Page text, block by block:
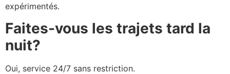
expérimentés.
Faites-vous les trajets tard la
nuit?
Oui, service 24/7 sans restriction.